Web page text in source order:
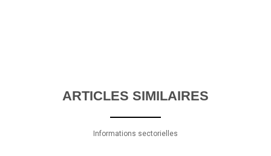
ARTICLES SIMILAIRES
Informations sectorielles